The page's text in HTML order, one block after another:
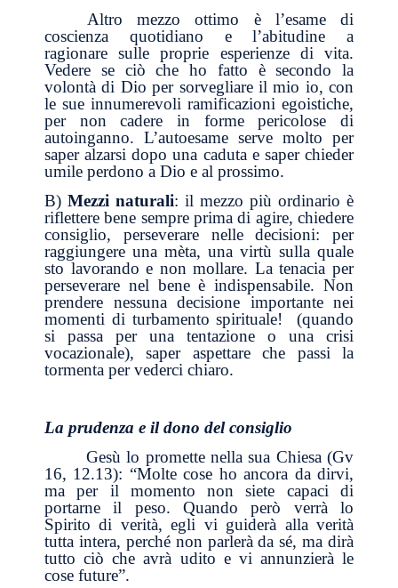
Altro mezzo ottimo è l’esame di
coscienza quotidiano e l’abitudine a
ragionare sulle proprie esperienze di vita.
Vedere se ciò che ho fatto è secondo la
volontà di Dio per sorvegliare il mio io, con
le sue innumerevoli ramificazioni egoistiche,
per non cadere in forme pericolose di
autoinganno. L’autoesame serve molto per
saper alzarsi dopo una caduta e saper chieder
umile perdono a Dio e al prossimo.
B) Mezzi naturali: il mezzo più ordinario è
riflettere bene sempre prima di agire, chiedere
consiglio, perseverare nelle decisioni: per
raggiungere una mèta, una virtù sulla quale
sto lavorando e non mollare. La tenacia per
perseverare nel bene è indispensabile. Non
prendere nessuna decisione importante nei
momenti di turbamento spirituale! (quando
si passa per una tentazione o una crisi
vocazionale), saper aspettare che passi la
tormenta per vederci chiaro.
La prudenza e il dono del consiglio
Gesù lo promette nella sua Chiesa (Gv
16, 12.13): “Molte cose ho ancora da dirvi,
ma per il momento non siete capaci di
portarne il peso. Quando però verrà lo
Spirito di verità, egli vi guiderà alla verità
tutta intera, perché non parlerà da sé, ma dirà
tutto ciò che avrà udito e vi annunzierà le
cose future”.